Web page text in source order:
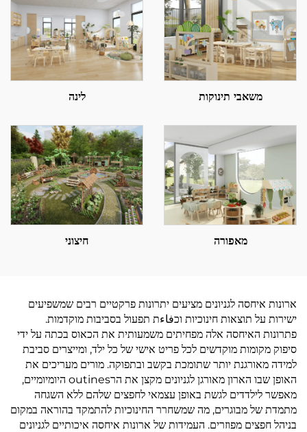
משאבי תינוקות לינה
מאפורה חיצוני
ארונות איחסה לגניונים מציעים יתרונות פרקטיים רבים שמשפיעים
ישירות על תוצאות חינוכיות וכفاءת תפעול בסביבות מוקדמות.
פתרונות האיחסה אלה מפחיתים משמעותית את הכאוס בכתה על ידי
סיפוק מקומות מוקדשים לכל פריט אישי של כל ילד, ומייצרים סביבת
למידה מאורגנת יותר שתומכת בקשב ובתפוקה. מורים מעריכים את
האופן שבו הארון מאורגן לגניונים מקצן את הרoutines היומיומיים,
מאפשר לילדדים לגשת באופן עצמאי לחפצים שלהם ללא השגחה
מתמדת של מבוגרים, מה שמשחרר החינוכיות להתמקד בהוראה במקום
בניהל חפצים מפוזרים. העמידות של ארונות איחסה איכותיים לגניונים